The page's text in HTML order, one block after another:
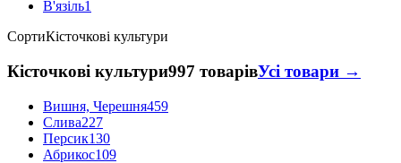
В'язіль1
СортиКісточкові культури
Кісточкові культури997 товарівУсі товари →
Вишня, Черешня459
Слива227
Персик130
Абрикос109